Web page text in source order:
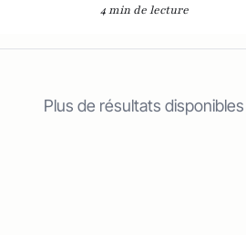
4 min de lecture
Plus de résultats disponibles